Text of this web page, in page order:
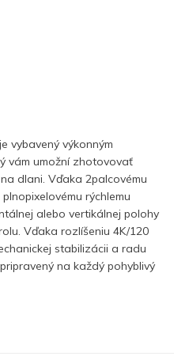
vybavený výkonným
vám umožní zhotovovať
dlani. Vďaka 2palcovému
rýchlemu
alebo vertikálnej polohy
Vďaka rozlíšeniu 4K/120
stabilizácii a radu
na každý pohyblivý